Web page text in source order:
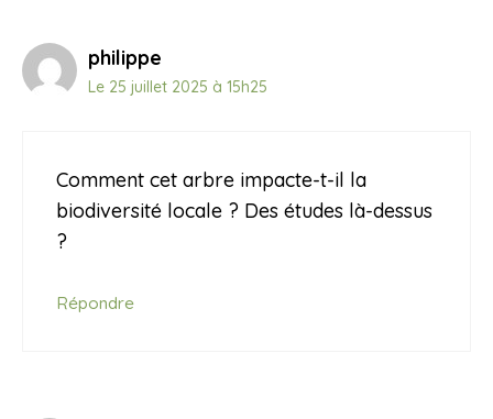
philippe
Le 25 juillet 2025 à 15h25
Comment cet arbre impacte-t-il la
biodiversité locale ? Des études là-dessus
?
Répondre